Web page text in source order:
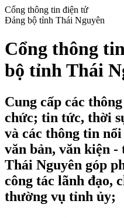
Cổng thông tin điện tử
Đảng bộ tỉnh Thái Nguyên
Cổng thông
bộ tỉnh Thái
Cung cấp các
chức; tin tức, thời
và các thông tin
văn bản, văn kiện
Thái Nguyên góp
công tác lãnh đạo,
thường vụ tỉnh ủy;